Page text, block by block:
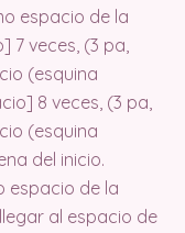
espacio de la
7 veces, (3 pa,
(esquina
8 veces, (3 pa,
(esquina
del inicio.
espacio de la
al espacio de